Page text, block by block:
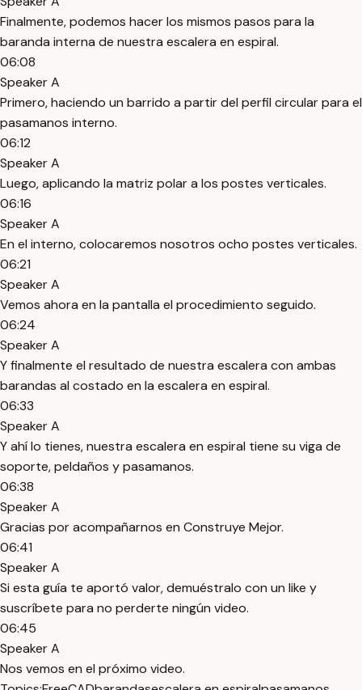
Finalmente, podemos hacer los mismos pasos para la
baranda interna de nuestra escalera en espiral.
06:08
Speaker A
Primero, haciendo un barrido a partir del perfil circular para el
pasamanos interno.
06:12
Speaker A
Luego, aplicando la matriz polar a los postes verticales.
06:16
Speaker A
En el interno, colocaremos nosotros ocho postes verticales.
06:21
Speaker A
Vemos ahora en la pantalla el procedimiento seguido.
06:24
Speaker A
Y finalmente el resultado de nuestra escalera con ambas
barandas al costado en la escalera en espiral.
06:33
Speaker A
Y ahí lo tienes, nuestra escalera en espiral tiene su viga de
soporte, peldaños y pasamanos.
06:38
Speaker A
Gracias por acompañarnos en Construye Mejor.
06:41
Speaker A
Si esta guía te aportó valor, demuéstralo con un like y
suscríbete para no perderte ningún video.
06:45
Speaker A
Nos vemos en el próximo video.